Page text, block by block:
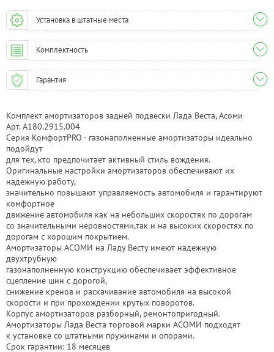
Установка в штатные места
Комплектность
Гарантия
Комплект амортизаторов задней подвески Лада Веста, Асоми
Арт. A180.2915.004
Серия КомфортPRO - газонаполненные амортизаторы идеально
подойдут
для тех, кто предпочитает активный стиль вождения.
Оригинальные настройки амортизаторов обеспечивают их
надежную работу,
значительно повышают управляемость автомобиля и гарантируют
комфортное
движение автомобиля как на небольших скоростях по дорогам
со значительными неровностями,так и на высоких скоростях по
дорогам с хорошим покрытием.
Амортизаторы АСОМИ на Ладу Весту имеют надежную
двухтрубную
газонаполненную конструкцию обеспечивает эффективное
сцепление шин с дорогой,
снижение кренов и раскачивание автомобиля на высокой
скорости и при прохождении крутых поворотов.
Корпус амортизаторов разборный, ремонтопригодный.
Амортизаторы Лада Веста торговой марки АСОМИ подходят
к установке со штатными пружинами и опорами.
Срок гарантии: 18 месяцев